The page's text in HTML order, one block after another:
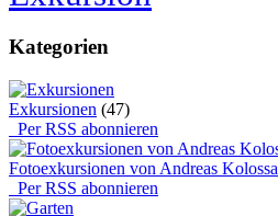
Kategorien
Exkursionen (47)
Per RSS abonnieren
Fotoexkursionen von Andreas Kolossa
Per RSS abonnieren